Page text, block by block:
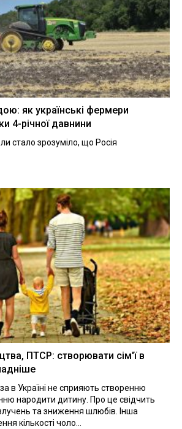
як українські фермери
4-річної давнини
стало зрозуміло, що Росія
ПТСР: створювати сім'ї в
в Україні не сприяють створенню
народити дитину. Про це свідчить
та зниження шлюбів. Інша
кількості чоло...